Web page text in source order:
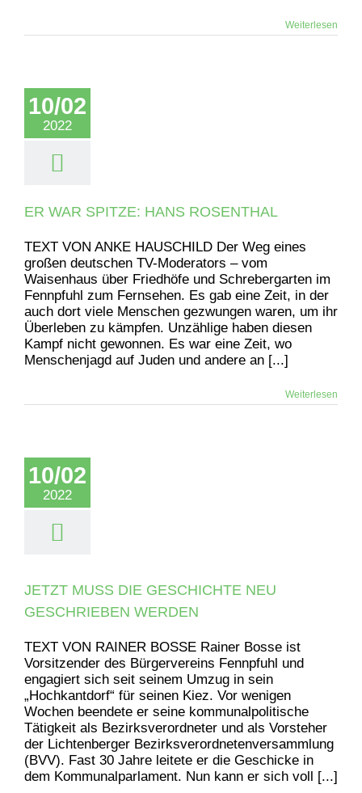
Weiterlesen
10/02
2022
ER WAR SPITZE: HANS ROSENTHAL
TEXT VON ANKE HAUSCHILD Der Weg eines
großen deutschen TV-Moderators – vom
Waisenhaus über Friedhöfe und Schrebergarten im
Fennpfuhl zum Fernsehen. Es gab eine Zeit, in der
auch dort viele Menschen gezwungen waren, um ihr
Überleben zu kämpfen. Unzählige haben diesen
Kampf nicht gewonnen. Es war eine Zeit, wo
Menschenjagd auf Juden und andere an [...]
Weiterlesen
10/02
2022
JETZT MUSS DIE GESCHICHTE NEU
GESCHRIEBEN WERDEN
TEXT VON RAINER BOSSE Rainer Bosse ist
Vorsitzender des Bürgervereins Fennpfuhl und
engagiert sich seit seinem Umzug in sein
„Hochkantdorf“ für seinen Kiez. Vor wenigen
Wochen beendete er seine kommunalpolitische
Tätigkeit als Bezirksverordneter und als Vorsteher
der Lichtenberger Bezirksverordnetenversammlung
(BVV). Fast 30 Jahre leitete er die Geschicke in
dem Kommunalparlament. Nun kann er sich voll [...]